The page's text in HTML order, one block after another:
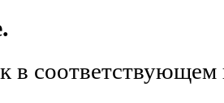
в соответствующем